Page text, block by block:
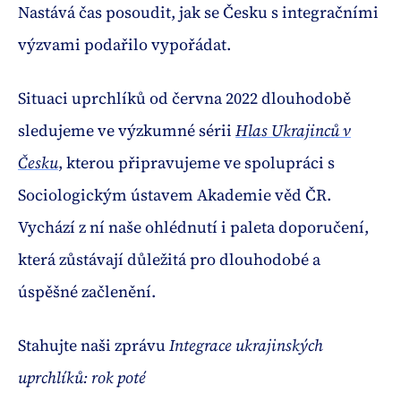
Nastává čas posoudit, jak se Česku s integračními
výzvami podařilo vypořádat.
Situaci uprchlíků od června 2022 dlouhodobě
sledujeme ve výzkumné sérii Hlas Ukrajinců v
Česku, kterou připravujeme ve spolupráci s
Sociologickým ústavem Akademie věd ČR.
Vychází z ní naše ohlédnutí i paleta doporučení,
která zůstávají důležitá pro dlouhodobé a
úspěšné začlenění.
Stahujte naši zprávuIntegrace ukrajinských
uprchlíků: rok poté